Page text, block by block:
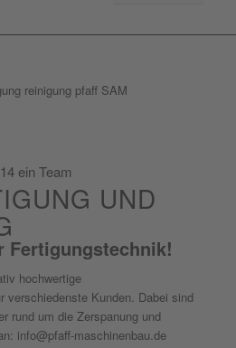
ein Team
UND
Fertigungstechnik!
hochwertige
verschiedenste Kunden. Dabei sind
rund um die Zerspanung und
info@pfaff-maschinenbau.de